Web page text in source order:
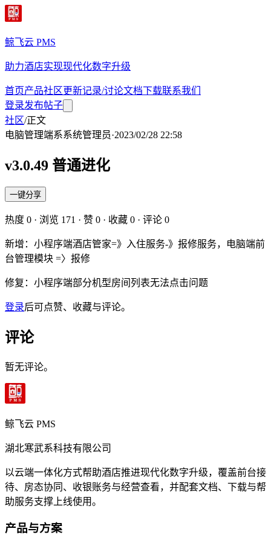
鲸飞云 PMS
助力酒店实现现代化数字升级
首页产品社区更新记录/讨论文档下载联系我们
登录发布帖子
社区/正文
电脑管理端系系统管理员·2023/02/28 22:58
v3.0.49 普通进化
一键分享
热度 0 · 浏览 171 · 赞 0 · 收藏 0 · 评论 0
新增：小程序端酒店管家=》入住服务-》报修服务，电脑端前
台管理模块 =〉报修
修复：小程序端部分机型房间列表无法点击问题
登录后可点赞、收藏与评论。
评论
暂无评论。
鲸飞云 PMS
湖北寒武系科技有限公司
以云端一体化方式帮助酒店推进现代化数字升级，覆盖前台接
待、房态协同、收银账务与经营查看，并配套文档、下载与帮
助服务支撑上线使用。
产品与方案